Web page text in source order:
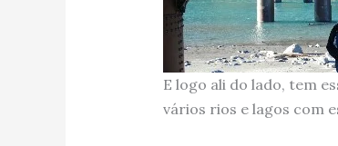
E logo ali do lado, tem
vários rios e lagos com